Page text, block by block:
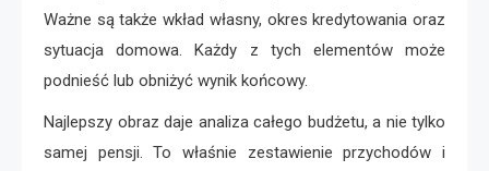
Ważne są także wkład własny, okres kredytowania oraz
sytuacja domowa. Każdy z tych elementów może
podnieść lub obniżyć wynik końcowy.
Najlepszy obraz daje analiza całego budżetu, a nie tylko
samej pensji. To właśnie zestawienie przychodów i